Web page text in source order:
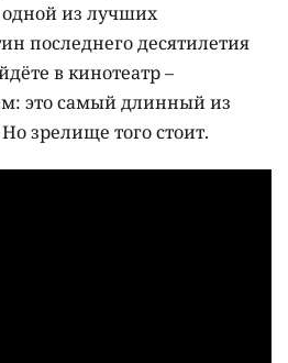
одной из лучших
последнего десятилетия
в кинотеатр –
это самый длинный из
зрелище того стоит.